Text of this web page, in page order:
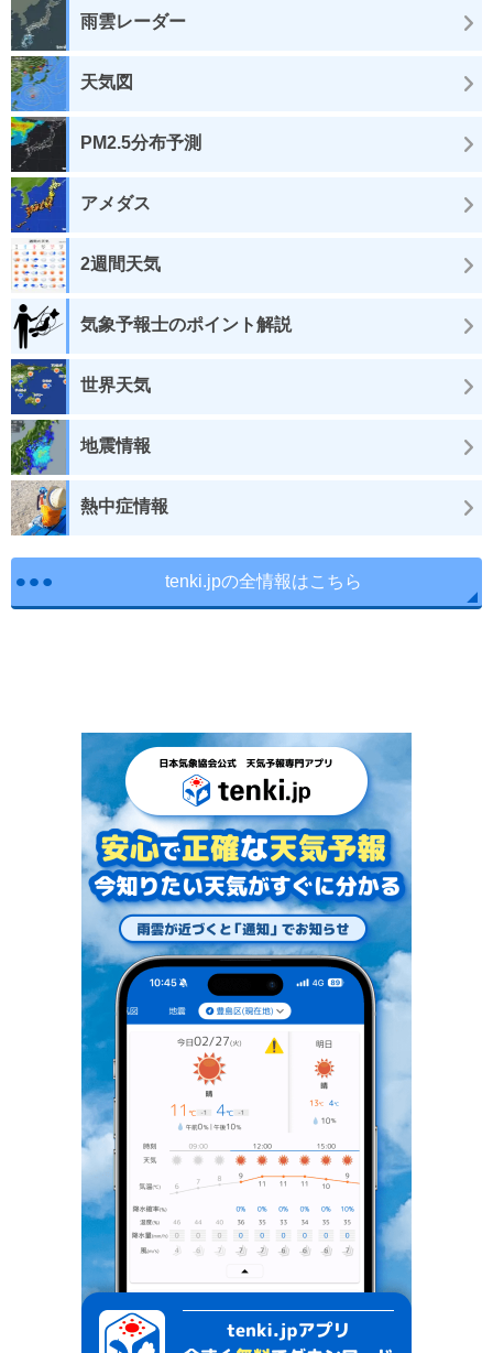
雨雲レーダー
天気図
PM2.5分布予測
アメダス
2週間天気
気象予報士のポイント解説
世界天気
地震情報
熱中症情報
tenki.jpの全情報はこちら